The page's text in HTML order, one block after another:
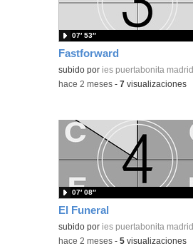
Fastforward
subido pories puertabonita madrid
07′ 53″
-hace 2 meses -7 visualizaciones
El Funeral
subido pories puertabonita madrid
07′ 08″
-hace 2 meses -5 visualizaciones